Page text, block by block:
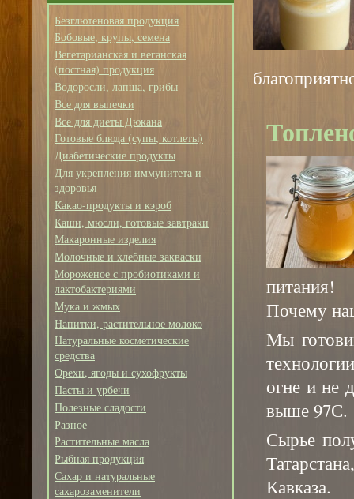
Безглютеновая продукция
Бобовые, крупы, семена
Вегетарианская и веганская
(постная) продукция
Водоросли, лапша, грибы
Все для выпечки
Все для диеты Дюкана
Готовые блюда (супы, котлеты)
Диабетические продукты
Для укрепления иммунитета и
здоровья
Какао-продукты и кэроб
Каши, мюсли, готовые завтраки
Макаронные изделия
Молочные и хлебные закваски
Мороженое с пробиотиками и
лактобактериями
Мука и жмых
Напитки, растительное молоко
Натуральные косметические
средства
Орехи, ягоды и сухофрукты
Пасты и урбечи
Полезные сладости
Разное
Растительные масла
Рыбная продукция
Сахар и натуральные
сахарозаменители
питания!
Почему
Мы
огне и не
выше 97С.
Сырье
Кавказа.